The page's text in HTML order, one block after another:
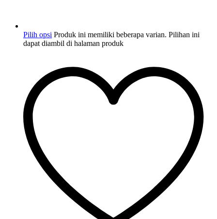
Pilih opsi Produk ini memiliki beberapa varian. Pilihan ini
dapat diambil di halaman produk